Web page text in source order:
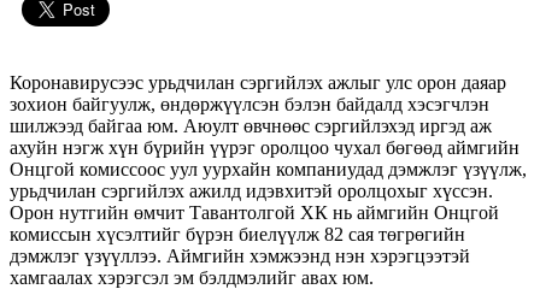
Коронавирусээс урьдчилан сэргийлэх ажлыг улс орон даяар
зохион байгуулж, өндөржүүлсэн бэлэн байдалд хэсэгчлэн
шилжээд байгаа юм. Аюулт өвчнөөс сэргийлэхэд иргэд аж
ахуйн нэгж хүн бүрийн үүрэг оролцоо чухал бөгөөд аймгийн
Онцгой комиссоос уул уурхайн компаниудад дэмжлэг үзүүлж,
урьдчилан сэргийлэх ажилд идэвхитэй оролцохыг хүссэн.
Орон нутгийн өмчит Тавантолгой ХК нь аймгийн Онцгой
комиссын хүсэлтийг бүрэн биелүүлж 82 сая төгрөгийн
дэмжлэг үзүүллээ. Аймгийн хэмжээнд нэн хэрэгцээтэй
хамгаалах хэрэгсэл эм бэлдмэлийг авах юм.